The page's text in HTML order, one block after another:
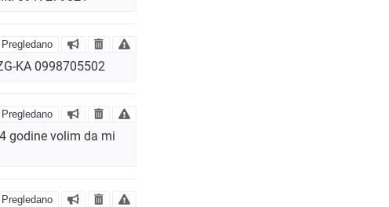
Pregledano
KA 0998705502
Pregledano
godine volim da mi
Pregledano